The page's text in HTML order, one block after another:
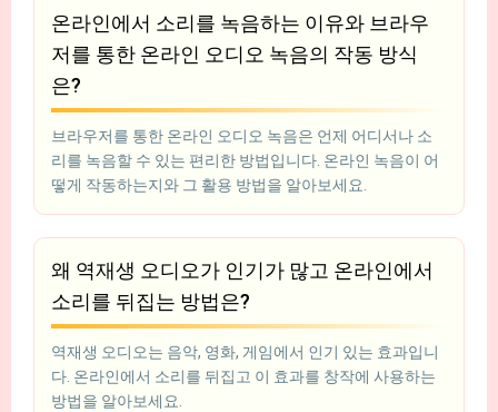
작업을 하는 모든 사람에게 적합합니다.
온라인에서 소리를 녹음하는 이유와 브라우
저를 통한 온라인 오디오 녹음의 작동 방식
은?
브라우저를 통한 온라인 오디오 녹음은 언제 어디서나 소
리를 녹음할 수 있는 편리한 방법입니다. 온라인 녹음이 어
떻게 작동하는지와 그 활용 방법을 알아보세요.
왜 역재생 오디오가 인기가 많고 온라인에서
소리를 뒤집는 방법은?
역재생 오디오는 음악, 영화, 게임에서 인기 있는 효과입니
다. 온라인에서 소리를 뒤집고 이 효과를 창작에 사용하는
방법을 알아보세요.